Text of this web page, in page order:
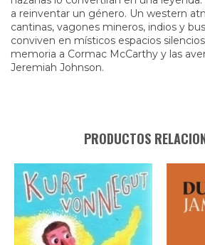
a reinventar un género. Un western
cantinas, vagones mineros, indios y
conviven en místicos espacios
memoria a Cormac McCarthy y las
Jeremiah Johnson.
PRODUCTOS